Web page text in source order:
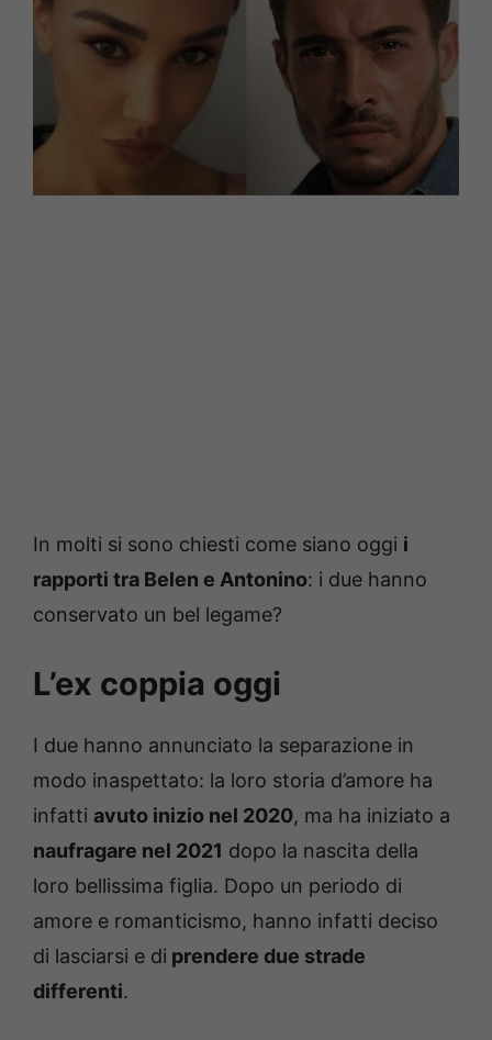
In molti si sono chiesti come siano oggi i
rapporti tra Belen e Antonino: i due hanno
conservato un bel legame?
L’ex coppia oggi
I due hanno annunciato la separazione in
modo inaspettato: la loro storia d’amore ha
infatti avuto inizio nel 2020, ma ha iniziato a
naufragare nel 2021 dopo la nascita della
loro bellissima figlia. Dopo un periodo di
amore e romanticismo, hanno infatti deciso
di lasciarsi e di prendere due strade
differenti.